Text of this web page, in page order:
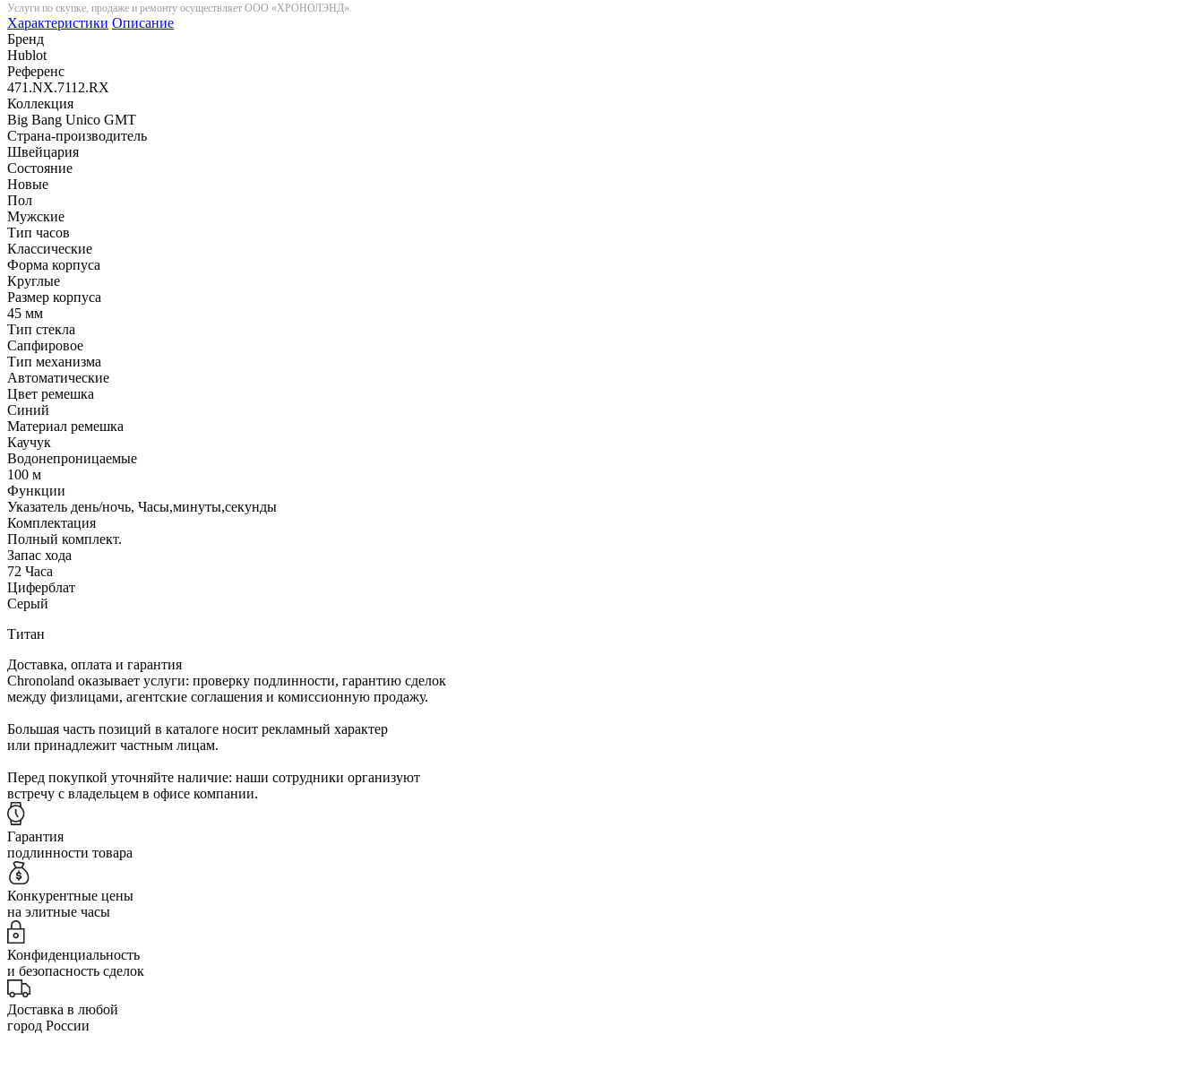
Услуги по скупке, продаже и ремонту осуществляет ООО «ХРОНОЛЭНД»
Характеристики Описание
Бренд
Hublot
Референс
471.NX.7112.RX
Коллекция
Big Bang Unico GMT
Страна-производитель
Швейцария
Состояние
Новые
Пол
Мужские
Тип часов
Классические
Форма корпуса
Круглые
Размер корпуса
45 мм
Тип стекла
Сапфировое
Тип механизма
Автоматические
Цвет ремешка
Синий
Материал ремешка
Каучук
Водонепроницаемые
100 м
Функции
Указатель день/ночь, Часы,минуты,секунды
Комплектация
Полный комплект.
Запас хода
72 Часа
Циферблат
Серый
Титан
Доставка, оплата и гарантия
Chronoland оказывает услуги: проверку подлинности, гарантию сделок
между физлицами, агентские соглашения и комиссионную продажу.
Большая часть позиций в каталоге носит рекламный характер
или принадлежит частным лицам.
Перед покупкой уточняйте наличие: наши сотрудники организуют
встречу с владельцем в офисе компании.
Гарантия
подлинности товара
Конкурентные цены
на элитные часы
Конфиденциальность
и безопасность сделок
Доставка в любой
город России